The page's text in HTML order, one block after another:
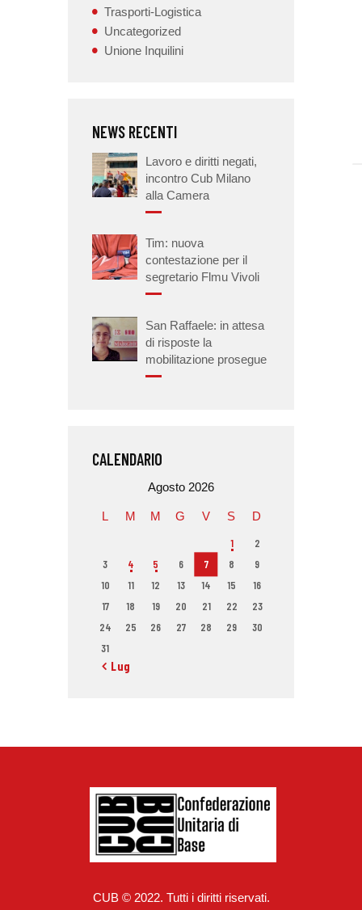
Trasporti-Logistica
Uncategorized
Unione Inquilini
NEWS RECENTI
Lavoro e diritti negati,
incontro Cub Milano
alla Camera
Tim: nuova
contestazione per il
segretario Flmu Vivoli
San Raffaele: in attesa
di risposte la
mobilitazione prosegue
CALENDARIO
Agosto 2026
L M M G V S D
1
2
3
4 5 6 7 8
9
10
11 12 13 14 15
16
17
18 19 20 21 22
23
24
25 26 27 28 29
30
31
« Lug
CUB © 2022. Tutti i diritti riservati.